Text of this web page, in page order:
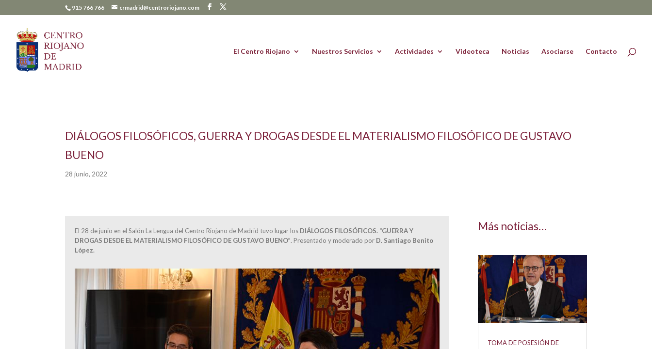
915 766 766 crmadrid@centroriojano.com
El Centro Riojano Nuestros Servicios Actividades Videoteca Noticias Asociarse Contacto
DIÁLOGOS FILOSÓFICOS, GUERRA Y DROGAS DESDE EL MATERIALISMO FILOSÓFICO DE GUSTAVO
BUENO
28 junio, 2022
El 28 de junio en el Salón La Lengua del Centro Riojano de Madrid tuvo lugar los DIÁLOGOS FILOSÓFICOS. “GUERRA Y
DROGAS DESDE EL MATERIALISMO FILOSÓFICO DE GUSTAVO BUENO”. Presentado y moderado por D. Santiago Benito
López.
Más noticias…
TOMA DE POSESIÓN DE